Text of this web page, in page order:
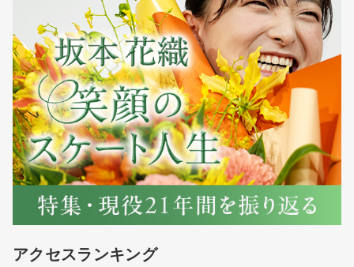
アクセスランキング